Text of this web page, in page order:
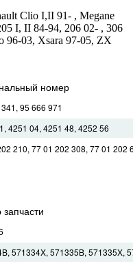
Clio I,II 91- , Megane
I, II 84-94, 206 02- , 306
96-03, Xsara 97-05, ZX
номер
95 666 971
4251 04, 4251 48, 4252 56
210, 77 01 202 308, 77 01 202
571334X, 571335B, 571335X,